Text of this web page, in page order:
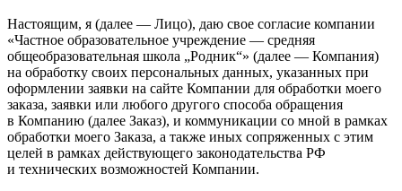
Настоящим, я (далее — Лицо), даю свое согласие компании
«Частное образовательное учреждение — средняя
общеобразовательная школа „Родник“» (далее — Компания)
на обработку своих персональных данных, указанных при
оформлении заявки на сайте Компании для обработки моего
заказа, заявки или любого другого способа обращения
в Компанию (далее Заказ), и коммуникации со мной в рамках
обработки моего Заказа, а также иных сопряженных с этим
целей в рамках действующего законодательства РФ
и технических возможностей Компании.